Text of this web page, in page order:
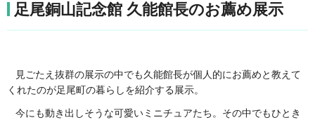
足尾銅山記念館 久能館長のお薦め展示
見ごたえ抜群の展示の中でも久能館長が個人的にお薦めと教えて
くれたのが足尾町の暮らしを紹介する展示。
今にも動き出しそうな可愛いミニチュアたち。その中でもひとき